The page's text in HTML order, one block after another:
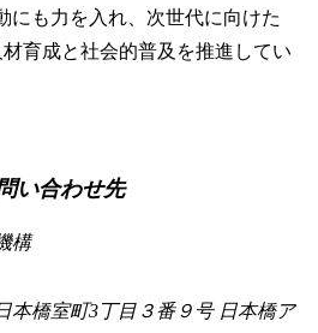
にも力を入れ、次世代に向けた
材育成と社会的普及を推進してい
い合わせ先
構
本橋室町3丁目３番９号 日本橋ア